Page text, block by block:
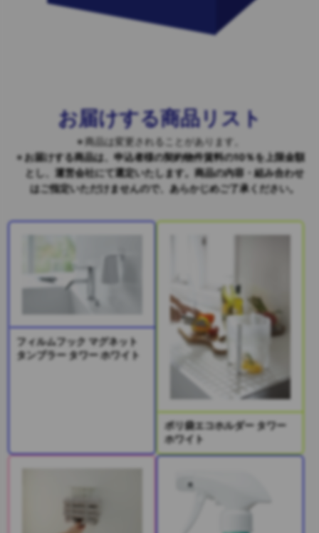
お届けする商品リスト
商品は変更されることがあります。
お届けする商品は、申込者様の契約物件賃料の10％を上限金額
とし、運営会社にて選定いたします。商品の内容・組み合わせ
はご指定いただけませんので、あらかじめご了承ください。
フィルムフック マグネット
タンブラー タワー ホワイト
ポリ袋エコホルダー タワー
ホワイト